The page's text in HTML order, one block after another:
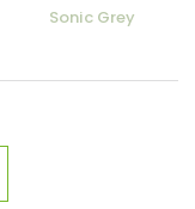
Sonic Grey